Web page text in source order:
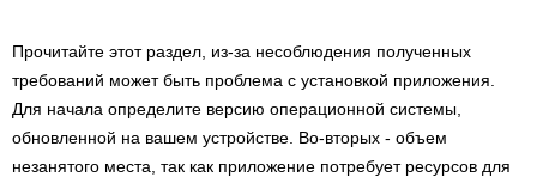
Прочитайте этот раздел, из-за несоблюдения полученных
требований может быть проблема с установкой приложения.
Для начала определите версию операционной системы,
обновленной на вашем устройстве. Во-вторых - объем
незанятого места, так как приложение потребует ресурсов для